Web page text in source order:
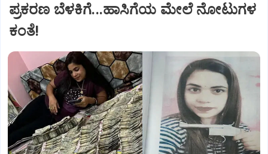
ಪ್ರಕರಣ ಬೆಳಕಿಗೆ...ಹಾಸಿಗೆಯ ಮೇಲೆ ನೋಟುಗಳ
ಕಂತೆ!